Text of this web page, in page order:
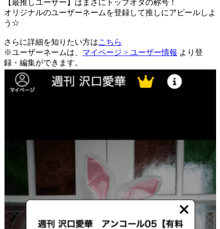
【最推しユーザー】はまさにトップオタの称号！
オリジナルのユーザーネームを登録して推しにアピールしよ
う☆
さらに詳細を知りたい方はこちら
※ユーザーネームは、 マイページ > ユーザー情報 より登
録・編集ができます。